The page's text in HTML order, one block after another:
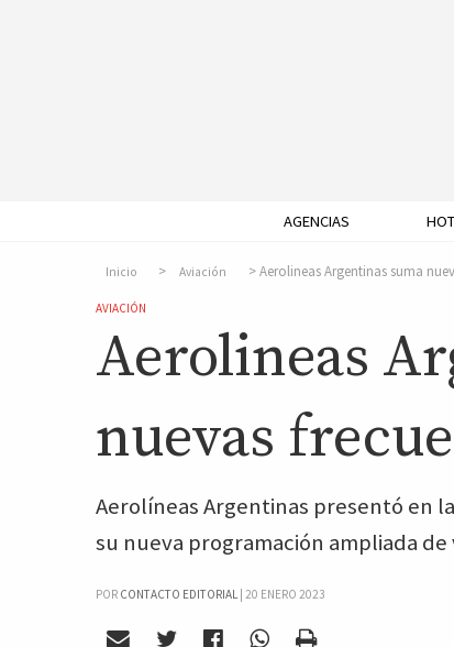
AGENCIAS
Inicio Aviación Aerolineas Argentinas suma
AVIACIÓN
Aerolineas
nuevas
Aerolíneas Argentinas presentó en
su nueva programación ampliada de
POR CONTACTO EDITORIAL | 20 ENERO 2023